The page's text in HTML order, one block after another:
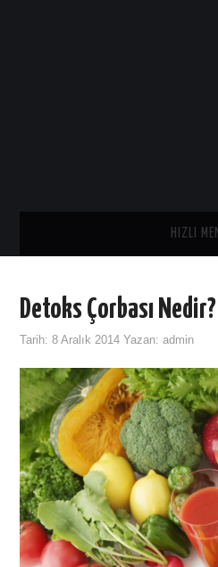
HIZLI
GENEL
TARIH
ASTROLOJI
TATIL
BIYOLOJI
Detoks Çorbası Nedir?
Tarih:8 Aralık 2014 Yazan:admin